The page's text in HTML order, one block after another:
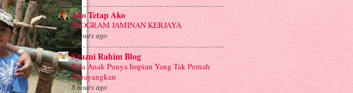
Ako Tetap Ako
PROGRAM JAMINAN KERJAYA
8 hours ago
Syazni Rahim Blog
Bila Anak Punya Impian Yang Tak Pernah
Dibayangkan
8 hours ago